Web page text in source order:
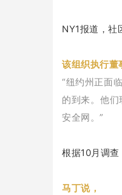
NY1报道，社
该组织执行董
“纽约州正面
的到来。他
安全网。”
根据10月调
马丁说，